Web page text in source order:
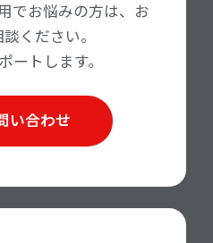
でお悩みの方は、お
ください。
ートします。
い合わせ